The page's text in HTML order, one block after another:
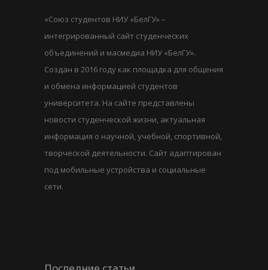
«Союз студентов НИУ «БелГУ» –
интегрированный сайт студенческих
объединений и масмедиа НИУ «БелГУ».
Создан в 2016 году как площадка для общения
и обмена информацией студентов
университета. На сайте представлены
новости студенческой жизни, актуальная
информация о научной, учебной, спортивной,
творческой деятельности. Сайт адаптирован
под мобильные устройства и социальные
сети.